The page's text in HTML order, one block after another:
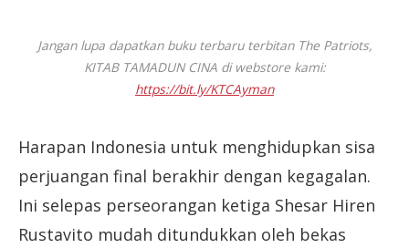
Jangan lupa dapatkan buku terbaru terbitan The Patriots,
KITAB TAMADUN CINA di webstore kami:
https://bit.ly/KTCAyman
Harapan Indonesia untuk menghidupkan sisa
perjuangan final berakhir dengan kegagalan.
Ini selepas perseorangan ketiga Shesar Hiren
Rustavito mudah ditundukkan oleh bekas